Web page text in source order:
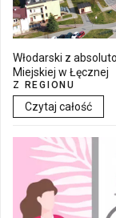
Włodarski z
Miejskiej w Łęcznej
Z REGIONU
Czytaj całość